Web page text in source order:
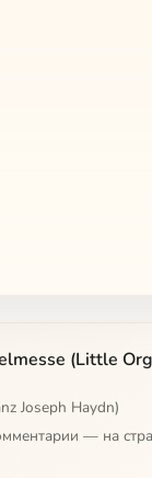
(Little
Joseph Haydn)
— на